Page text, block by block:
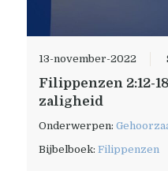
13-november-2022
Filippenzen 2:12-
zaligheid
Onderwerpen:
Bijbelboek:Filippenzen